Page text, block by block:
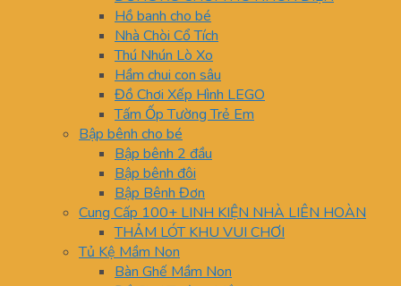
Hồ banh cho bé
Nhà Chòi Cổ Tích
Thú Nhún Lò Xo
Hầm chui con sâu
Đồ Chơi Xếp Hình LEGO
Tấm Ốp Tường Trẻ Em
Bập bênh cho bé
Bập bênh 2 đầu
Bập bênh đôi
Bập Bênh Đơn
Cung Cấp 100+ LINH KIỆN NHÀ LIÊN HOÀN
THẢM LÓT KHU VUI CHƠI
Tủ Kệ Mầm Non
Bàn Ghế Mầm Non